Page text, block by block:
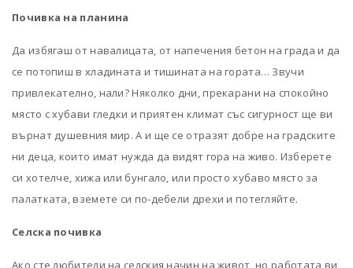
Почивка на планина
Да избягаш от навалицата, от напечения бетон на града и да
се потопиш в хладината и тишината на гората… Звучи
привлекателно, нали? Няколко дни, прекарани на спокойно
място с хубави гледки и приятен климат със сигурност ще ви
върнат душевния мир. А и ще се отразят добре на градските
ни деца, които имат нужда да видят гора на живо. Изберете
си хотелче, хижа или бунгало, или просто хубаво място за
палатката, вземете си по-дебели дрехи и потегляйте.
Селска почивка
Ако сте любители на селския начин на живот, но работата ви